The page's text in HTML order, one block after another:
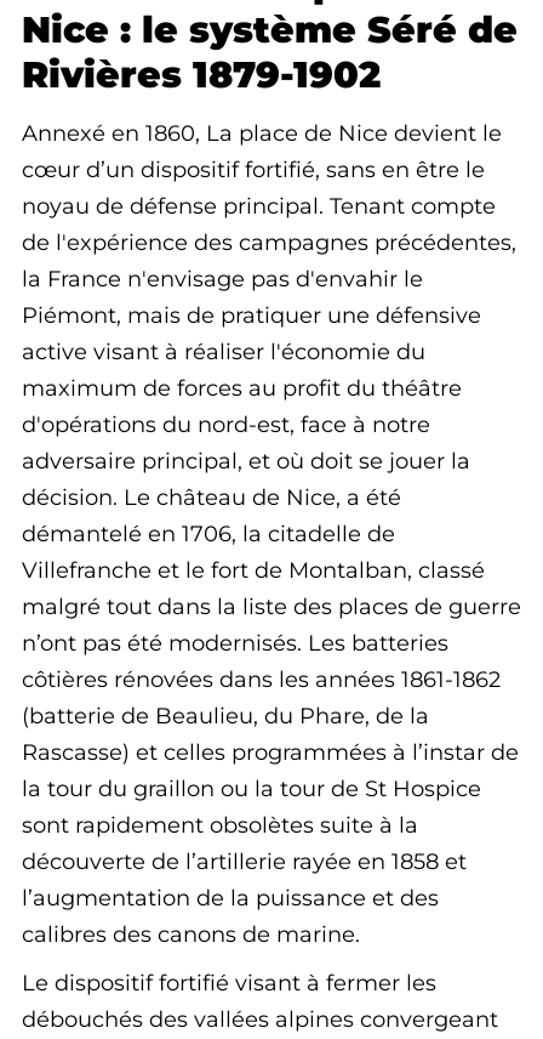
Nice : le système Séré de
Rivières 1879-1902
Annexé en 1860, La place de Nice devient le
cœur d’un dispositif fortifié, sans en être le
noyau de défense principal. Tenant compte
de l'expérience des campagnes précédentes,
la France n'envisage pas d'envahir le
Piémont, mais de pratiquer une défensive
active visant à réaliser l'économie du
maximum de forces au profit du théâtre
d'opérations du nord-est, face à notre
adversaire principal, et où doit se jouer la
décision. Le château de Nice, a été
démantelé en 1706, la citadelle de
Villefranche et le fort de Montalban, classé
malgré tout dans la liste des places de guerre
n’ont pas été modernisés. Les batteries
côtières rénovées dans les années 1861-1862
(batterie de Beaulieu, du Phare, de la
Rascasse) et celles programmées à l’instar de
la tour du graillon ou la tour de St Hospice
sont rapidement obsolètes suite à la
découverte de l’artillerie rayée en 1858 et
l’augmentation de la puissance et des
calibres des canons de marine.
Le dispositif fortifié visant à fermer les
débouchés des vallées alpines convergeant